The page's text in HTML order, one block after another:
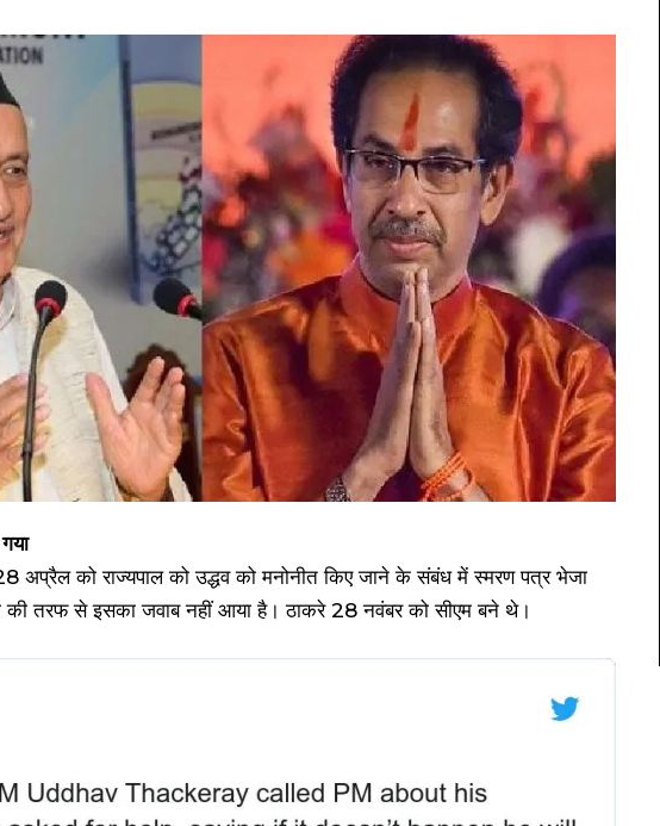
अप्रैल को राज्यपाल को उद्धव को मनोनीत किए जाने के संबंध में स्मरण पत्र भेजा
की तरफ से इसका जवाब नहीं आया है। ठाकरे 28 नवंबर को सीएम बने थे।